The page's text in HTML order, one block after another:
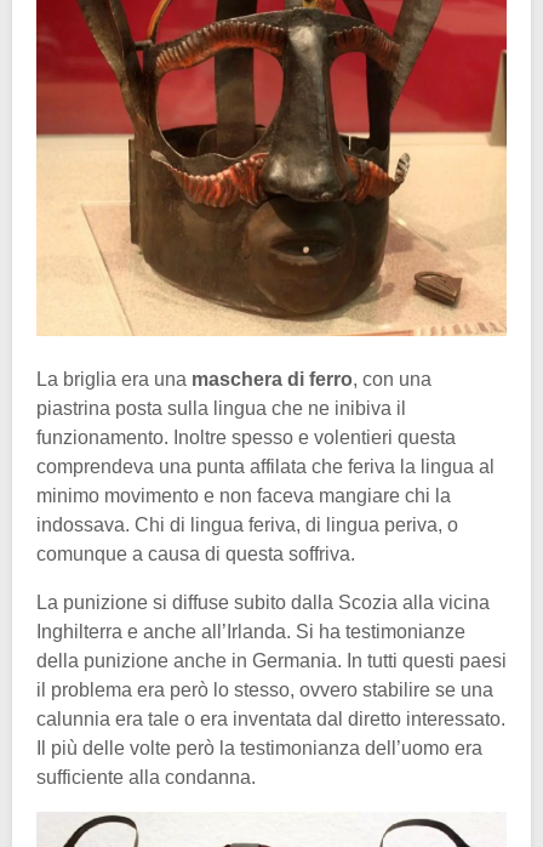
La briglia era una maschera di ferro, con una
piastrina posta sulla lingua che ne inibiva il
funzionamento. Inoltre spesso e volentieri questa
comprendeva una punta affilata che feriva la lingua al
minimo movimento e non faceva mangiare chi la
indossava. Chi di lingua feriva, di lingua periva, o
comunque a causa di questa soffriva.
La punizione si diffuse subito dalla Scozia alla vicina
Inghilterra e anche all’Irlanda. Si ha testimonianze
della punizione anche in Germania. In tutti questi paesi
il problema era però lo stesso, ovvero stabilire se una
calunnia era tale o era inventata dal diretto interessato.
Il più delle volte però la testimonianza dell’uomo era
sufficiente alla condanna.